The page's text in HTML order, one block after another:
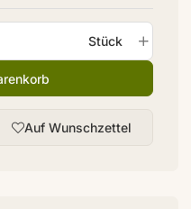
Auf Wunschzettel
Stück